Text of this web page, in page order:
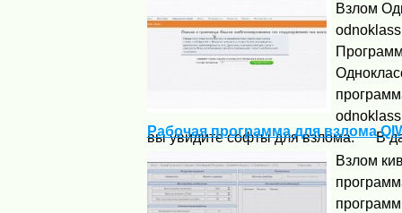
Взлом
вы увидите софты для взлома. В
Рабочая программа для взлома
Взлом